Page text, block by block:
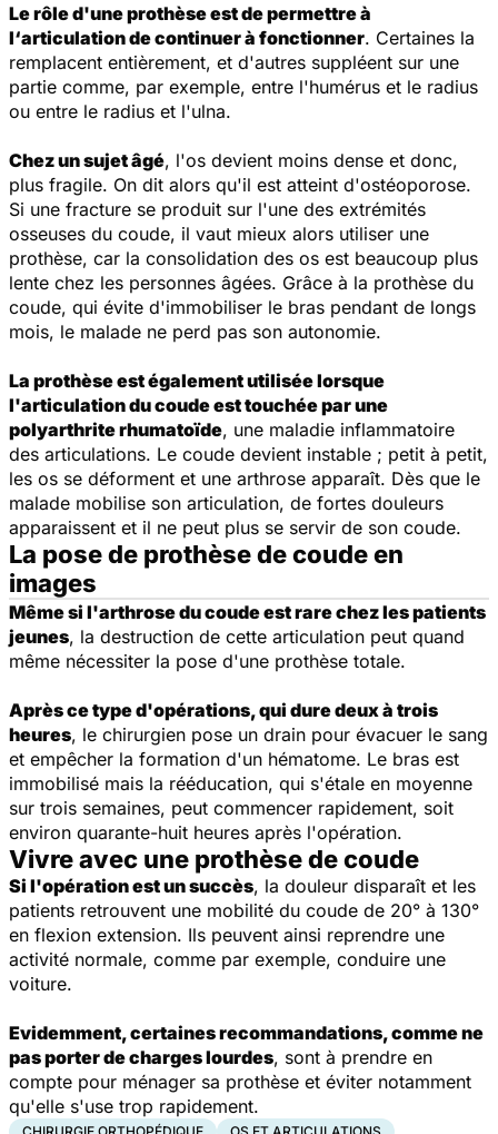
Le rôle d'une prothèse est de permettre à
l‘articulation de continuer à fonctionner. Certaines la
remplacent entièrement, et d'autres suppléent sur une
partie comme, par exemple, entre l'humérus et le radius
ou entre le radius et l'ulna.
Chez un sujet âgé, l'os devient moins dense et donc,
plus fragile. On dit alors qu'il est atteint d'ostéoporose.
Si une fracture se produit sur l'une des extrémités
osseuses du coude, il vaut mieux alors utiliser une
prothèse, car la consolidation des os est beaucoup plus
lente chez les personnes âgées. Grâce à la prothèse du
coude, qui évite d'immobiliser le bras pendant de longs
mois, le malade ne perd pas son autonomie.
La prothèse est également utilisée lorsque
l'articulation du coude est touchée par une
polyarthrite rhumatoïde, une maladie inflammatoire
des articulations. Le coude devient instable ; petit à petit,
les os se déforment et une arthrose apparaît. Dès que le
malade mobilise son articulation, de fortes douleurs
apparaissent et il ne peut plus se servir de son coude.
La pose de prothèse de coude en
images
Même si l'arthrose du coude est rare chez les patients
jeunes, la destruction de cette articulation peut quand
même nécessiter la pose d'une prothèse totale.
Après ce type d'opérations, qui dure deux à trois
heures, le chirurgien pose un drain pour évacuer le sang
et empêcher la formation d'un hématome. Le bras est
immobilisé mais la rééducation, qui s'étale en moyenne
sur trois semaines, peut commencer rapidement, soit
environ quarante-huit heures après l'opération.
Vivre avec une prothèse de coude
Si l'opération est un succès, la douleur disparaît et les
patients retrouvent une mobilité du coude de 20° à 130°
en flexion extension. Ils peuvent ainsi reprendre une
activité normale, comme par exemple, conduire une
voiture.
Evidemment, certaines recommandations, comme ne
pas porter de charges lourdes, sont à prendre en
compte pour ménager sa prothèse et éviter notamment
qu'elle s'use trop rapidement.